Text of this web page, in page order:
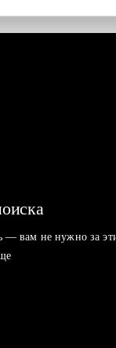
— вам не нужно за